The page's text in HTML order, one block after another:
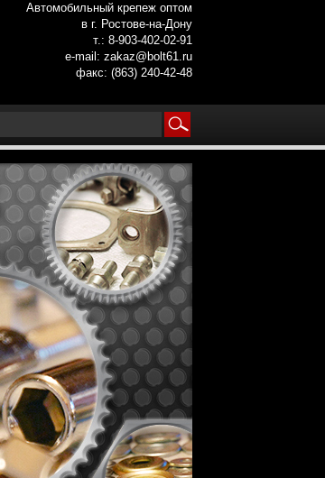
Автомобильный крепеж оптом
в г. Ростове-на-Дону
т.: 8-903-402-02-91
e-mail: zakaz@bolt61.ru
факс: (863) 240-42-48